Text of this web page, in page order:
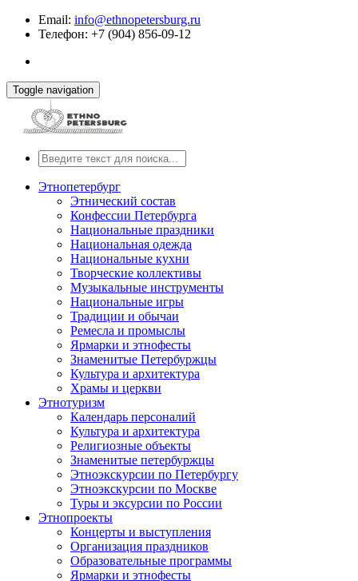
Email: info@ethnopetersburg.ru
Телефон: +7 (904) 856-09-12
Toggle navigation
Этнопетербург
Этнический состав
Конфессии Петербурга
Национальные праздники
Национальная одежда
Национальные кухни
Творческие коллективы
Музыкальные инструменты
Национальные игры
Традиции и обычаи
Ремесла и промыслы
Ярмарки и этнофесты
Знаменитые Петербуржцы
Культура и архитектура
Храмы и церкви
Этнотуризм
Календарь персоналий
Культура и архитектура
Религиозные объекты
Знаменитые петербуржцы
Этноэкскурсии по Петербургу
Этноэкскурсии по Москве
Туры и эксурсии по России
Этнопроекты
Концерты и выступления
Организация праздников
Образовательные программы
Ярмарки и этнофесты